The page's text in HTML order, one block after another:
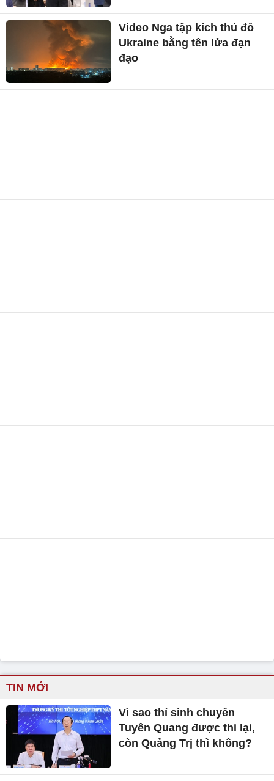
Video Nga tập kích thủ đô
Ukraine bằng tên lửa đạn
đạo
TIN MỚI
Vì sao thí sinh chuyên
Tuyên Quang được thi lại,
còn Quảng Trị thì không?